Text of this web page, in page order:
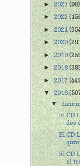
►2023(90)
►2022
►2021
►2020
►2019
►2018
►2017
▼2016
▼
El CD
dos
El CD
El CD
al